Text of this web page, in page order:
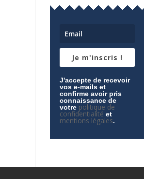
Je m'inscris !
J'accepte de recevoir
vos e-mails et
confirme avoir pris
connaissance de
votre politique de
confidentialité et
mentions légales.